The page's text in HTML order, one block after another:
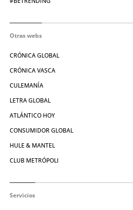
Otras webs
CRÓNICA GLOBAL
CRÓNICA VASCA
CULEMANÍA
LETRA GLOBAL
ATLÁNTICO HOY
CONSUMIDOR GLOBAL
HULE & MANTEL
CLUB METRÓPOLI
Servicios